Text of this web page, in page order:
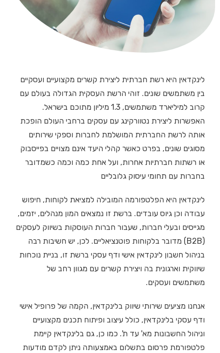
לינקדאין היא רשת חברתית ליצירת קשרים מקצועיים ועסקיים
בין משתמשים שונים. זוהי הרשת העסקית הגדולה בעולם עם
קרוב למיליארד משתמשים, 1.3 מיליון מתוכם בישראל.
האפשרות ליצירת נטוורקינג עם עסקים ברחבי העולם הופכת
אותה לרשת החברתית המושלמת לחברות וספקי שירותים
מסוגים שונים, בפרט כאשר קהלי היעד אינם מצויים בפייסבוק
או רשתות חברתיות אחרות, ועל אחת כמה וכמה כשמדובר
בחברות עם תחומי עיסוק גלובליים
לינקדאין היא הפלטפורמה המובילה למציאת לקוחות, חיפוש
עבודה וכן גיוס עובדים. ברשת זו נמצאים המון מנהלים, יזמים,
מגייסים ובעלי חברות, שעבור חברות העוסקות בשיווק לעסקים
(B2B) מדובר בלקוחות פוטנציאליים. לכן, יש חשיבות רבה
בניהול חשבון לינקדאין אישי ודף עסקי ברשת זו, בניית נוכחות
שיווקית וארגונית בה ויצירת קשרים עם מגוון רחב של
משתמשים ועסקים.
אנחנו מציעים שירותי שיווק בלינקדאין, הקמה של פרופיל אישי
ודף עסקי בלינקדאין, כולל עיצוב ופיתוח תכנים מקצועיים
וניהול החשבונות מא' עד ת'. כמו כן, גם בלינקדאין קיימת
פלטפורמת פרסום בתשלום באמצעותה ניתן לקדם מודעות